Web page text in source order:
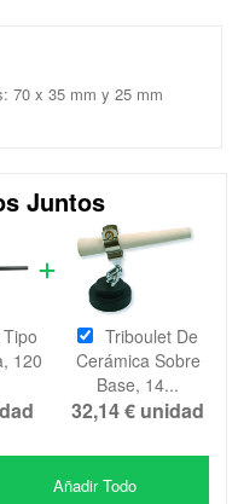
70 x 35 mm y 25 mm
Juntos
120
Triboulet De
Cerámica Sobre
Base, 14...
32,14 € unidad
Añadir Todo